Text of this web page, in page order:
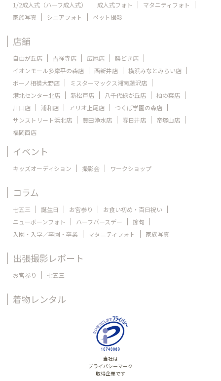
1/2成人式（ハーフ成人式）
成人式フォト
マタニティフォト
家族写真
シニアフォト ペット撮影
店舗
自由が丘店 吉祥寺店 広尾店
勝どき店
イオンモール多摩平の森店
西新井店
横浜みなとみらい店
ボーノ相模大野店
ミスターマックス湘南藤沢店
港北センター北店
新松戸店 八千代緑が丘店
柏の葉店
川口店
浦和店 アリオ上尾店
つくば学園の森店
サンストリート浜北店
豊田浄水店 春日井店
帝塚山店
福岡西店
イベント
キッズオーディション 撮影会 ワークショップ
コラム
七五三 誕生日 お宮参り
お食い初め・百日祝い
ニューボーンフォト
ハーフバースデー
節句
入園・入学／卒園・卒業
マタニティフォト 家族写真
出張撮影レポート
お宮参り 七五三
着物レンタル
当社は
プライバシーマーク
取得企業です